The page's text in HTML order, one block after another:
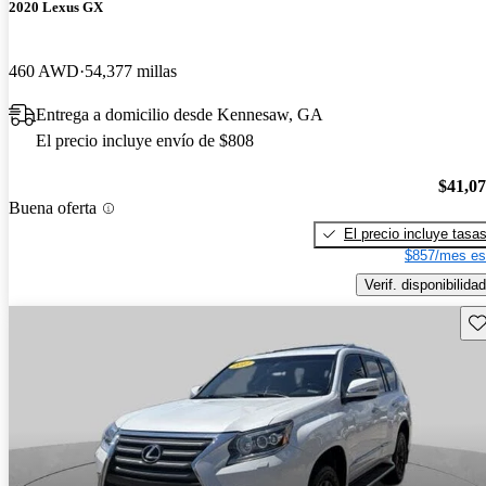
2020 Lexus GX
460 AWD 54,377 millas
Entrega a domicilio desde Kennesaw, GA
El precio incluye envío de $808
Buena oferta
El precio incluye tasas
$857/mes
Verif. disponibilidad